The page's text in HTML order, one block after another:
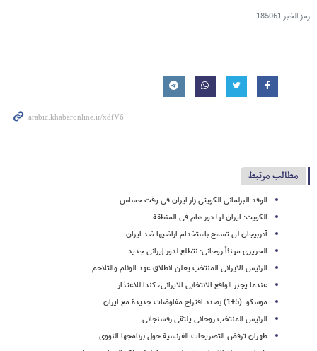
رمز الخبر 185061
مطالب مرتبط
الوفد البرلمانی الکویتی زار ایران فی وقت حساس
الکویت: ایران لها دور هام فی المنطقة
آذربیجان لن تسمح باستخدام اراضیها ضد ایران
الحریری مهنئاً روحانی: نتطلع لدور إیرانی جدید
الرئیس الایرانی المنتخب یعلن انطلاق عهد الوئام والتلاحم
عندما یجبر الواقع الانتخابی الایرانی، کندا للاعتذار
موسکو: (5+1) بصدد اقتراح مفاوضات جدیدة مع ایران
الرئیس المنتخب روحانی یلتقی رفسنجانی
طهران ترفض التصریحات الفرنسیة حول برنامجها النووی